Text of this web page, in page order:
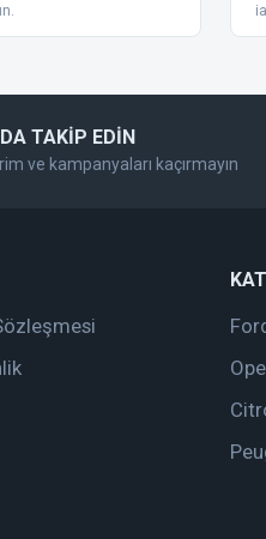
TAKİP EDİN
ve kampanyaları kaçırmayın